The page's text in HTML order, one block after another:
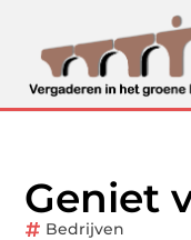
Geniet
Bedrijven